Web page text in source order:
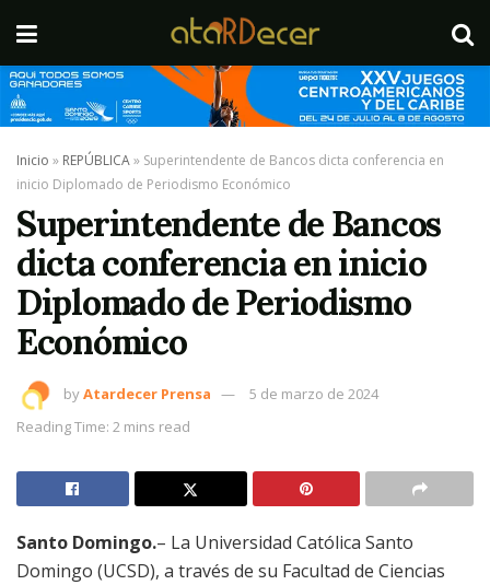
Inicio » REPÚBLICA» Superintendente de Bancos dicta conferencia en
inicio Diplomado de Periodismo Económico
Superintendente de Bancos
dicta conferencia en inicio
Diplomado de Periodismo
Económico
byAtardecer Prensa
5 de marzo de 2024
Reading Time: 2 mins read
Santo Domingo.– La Universidad Católica Santo
Domingo (UCSD), a través de su Facultad de Ciencias